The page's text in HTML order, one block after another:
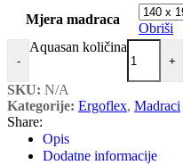
Mjera madraca
Obriši
-
Aquasan količina
+
SKU: N/A
Kategorije: Ergoflex, Madraci
Share:
Opis
Dodatne informacije